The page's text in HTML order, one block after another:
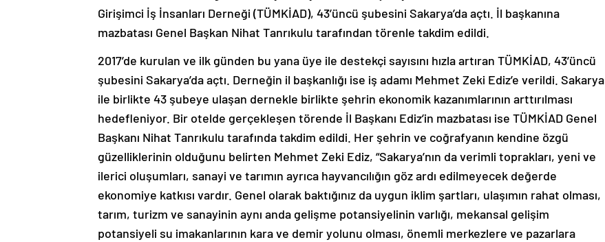
Girişimci İş İnsanları Derneği (TÜMKİAD), 43’üncü şubesini Sakarya’da açtı. İl başkanına
mazbatası Genel Başkan Nihat Tanrıkulu tarafından törenle takdim edildi.
2017’de kurulan ve ilk günden bu yana üye ile destekçi sayısını hızla artıran TÜMKİAD, 43’üncü
şubesini Sakarya’da açtı. Derneğin il başkanlığı ise iş adamı Mehmet Zeki Ediz’e verildi. Sakarya
ile birlikte 43 şubeye ulaşan dernekle birlikte şehrin ekonomik kazanımlarının arttırılması
hedefleniyor. Bir otelde gerçekleşen törende İl Başkanı Ediz’in mazbatası ise TÜMKİAD Genel
Başkanı Nihat Tanrıkulu tarafında takdim edildi. Her şehrin ve coğrafyanın kendine özgü
güzelliklerinin olduğunu belirten Mehmet Zeki Ediz, “Sakarya’nın da verimli toprakları, yeni ve
ilerici oluşumları, sanayi ve tarımın ayrıca hayvancılığın göz ardı edilmeyecek değerde
ekonomiye katkısı vardır. Genel olarak baktığınız da uygun iklim şartları, ulaşımın rahat olması,
tarım, turizm ve sanayinin aynı anda gelişme potansiyelinin varlığı, mekansal gelişim
potansiyeli su imakanlarının kara ve demir yolunu olması, önemli merkezlere ve pazarlara